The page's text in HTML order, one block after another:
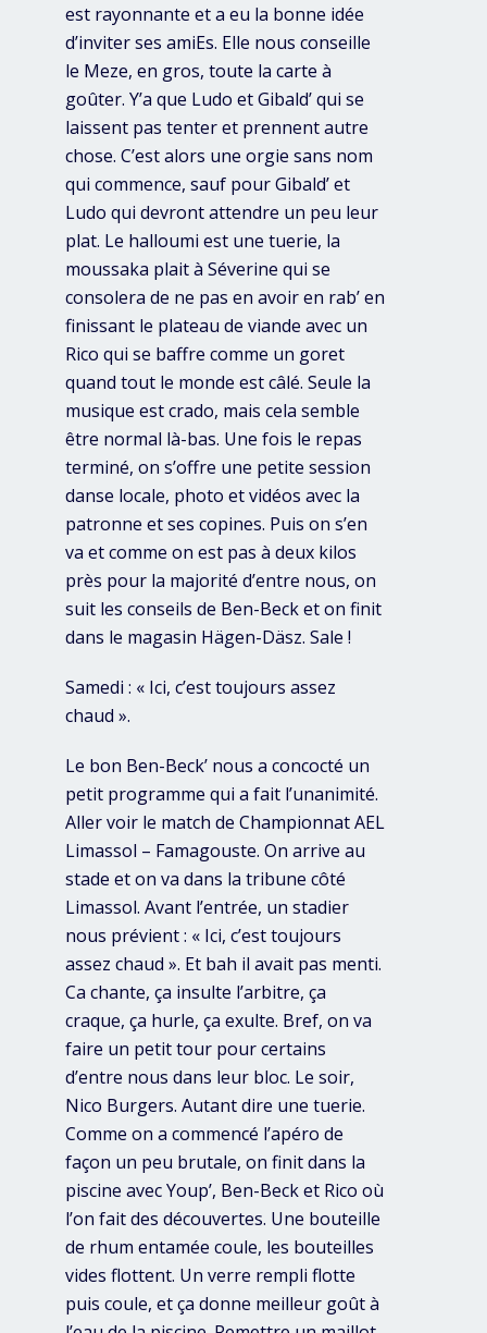
est rayonnante et a eu la bonne idée
d’inviter ses amiEs. Elle nous conseille
le Meze, en gros, toute la carte à
goûter. Y’a que Ludo et Gibald’ qui se
laissent pas tenter et prennent autre
chose. C’est alors une orgie sans nom
qui commence, sauf pour Gibald’ et
Ludo qui devront attendre un peu leur
plat. Le halloumi est une tuerie, la
moussaka plait à Séverine qui se
consolera de ne pas en avoir en rab’ en
finissant le plateau de viande avec un
Rico qui se baffre comme un goret
quand tout le monde est câlé. Seule la
musique est crado, mais cela semble
être normal là-bas. Une fois le repas
terminé, on s’offre une petite session
danse locale, photo et vidéos avec la
patronne et ses copines. Puis on s’en
va et comme on est pas à deux kilos
près pour la majorité d’entre nous, on
suit les conseils de Ben-Beck et on finit
dans le magasin Hägen-Däsz. Sale !
Samedi : « Ici, c’est toujours assez
chaud ».
Le bon Ben-Beck’ nous a concocté un
petit programme qui a fait l’unanimité.
Aller voir le match de Championnat AEL
Limassol – Famagouste. On arrive au
stade et on va dans la tribune côté
Limassol. Avant l’entrée, un stadier
nous prévient : « Ici, c’est toujours
assez chaud ». Et bah il avait pas menti.
Ca chante, ça insulte l’arbitre, ça
craque, ça hurle, ça exulte. Bref, on va
faire un petit tour pour certains
d’entre nous dans leur bloc. Le soir,
Nico Burgers. Autant dire une tuerie.
Comme on a commencé l’apéro de
façon un peu brutale, on finit dans la
piscine avec Youp’, Ben-Beck et Rico où
l’on fait des découvertes. Une bouteille
de rhum entamée coule, les bouteilles
vides flottent. Un verre rempli flotte
puis coule, et ça donne meilleur goût à